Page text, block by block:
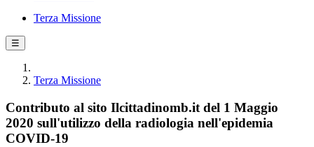
Terza Missione
☰
Terza Missione
Contributo al sito Ilcittadinomb.it del 1 Maggio
2020 sull'utilizzo della radiologia nell'epidemia
COVID-19